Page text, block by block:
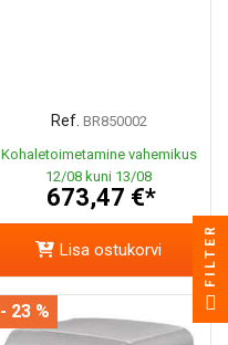
Ref. BR850002
Kohaletoimetamine vahemikus
12/08 kuni 13/08
673,47 €*
Lisa ostukorvi
- 23 %
FILTER